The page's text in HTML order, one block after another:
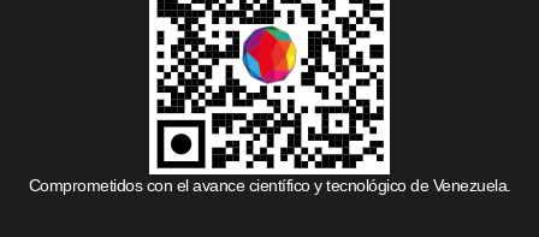
Comprometidos con el avance científico y tecnológico de Venezuela.